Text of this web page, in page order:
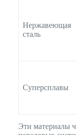
Нержавеющая
сталь
Суперсплавы
Эти материалы